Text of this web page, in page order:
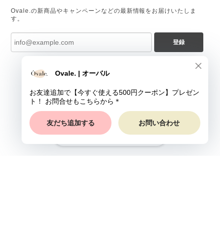
Ovale.の新商品やキャンペーンなどの最新情報をお届けいたしま
す。
登録
ショップに質問する